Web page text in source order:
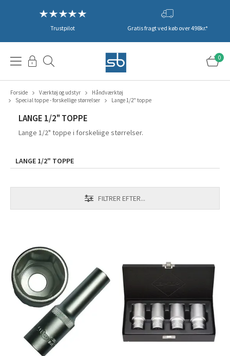
Trustpilot Gratis fragt ved køb over 498kr.*
0
Forside Værktøj og udstyr
Håndværktøj
Special toppe - forskellige størrelser
Lange 1/2" toppe
LANGE 1/2" TOPPE
Lange 1/2" toppe i forskeliige størrelser.
LANGE 1/2" TOPPE
FILTRER EFTER...